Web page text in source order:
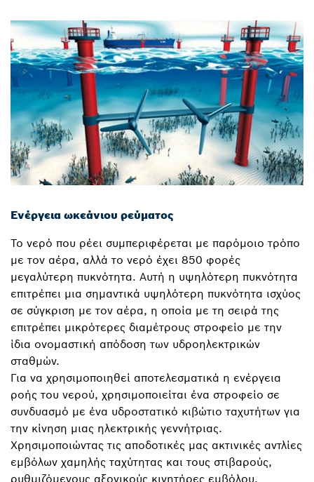
Ενέργεια ωκεάνιου ρεύματος
Το νερό που ρέει συμπεριφέρεται με παρόμοιο τρόπο
με τον αέρα, αλλά το νερό έχει 850 φορές
μεγαλύτερη πυκνότητα. Αυτή η υψηλότερη πυκνότητα
επιτρέπει μια σημαντικά υψηλότερη πυκνότητα ισχύος
σε σύγκριση με τον αέρα, η οποία με τη σειρά της
επιτρέπει μικρότερες διαμέτρους στροφείο με την
ίδια ονομαστική απόδοση των υδροηλεκτρικών
σταθμών.
Για να χρησιμοποιηθεί αποτελεσματικά η ενέργεια
ροής του νερού, χρησιμοποιείται ένα στροφείο σε
συνδυασμό με ένα υδροστατικό κιβώτιο ταχυτήτων για
την κίνηση μιας ηλεκτρικής γεννήτριας.
Χρησιμοποιώντας τις αποδοτικές μας ακτινικές αντλίες
εμβόλων χαμηλής ταχύτητας και τους στιβαρούς,
ρυθμιζόμενους αξονικούς κινητήρες εμβόλου,